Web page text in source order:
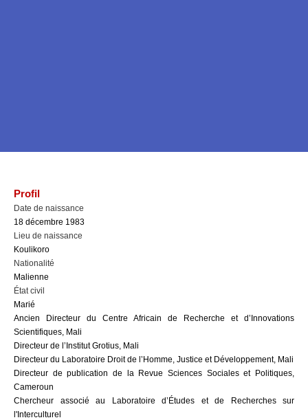
Profil
Date de naissance
18 décembre 1983
Lieu de naissance
Koulikoro
Nationalité
Malienne
État civil
Marié
Ancien Directeur du Centre Africain de Recherche et d’Innovations
Scientifiques, Mali
Directeur de l’Institut Grotius, Mali
Directeur du Laboratoire Droit de l’Homme, Justice et Développement, Mali
Directeur de publication de la Revue Sciences Sociales et Politiques,
Cameroun
Chercheur associé au Laboratoire d’Études et de Recherches sur
l'Interculturel